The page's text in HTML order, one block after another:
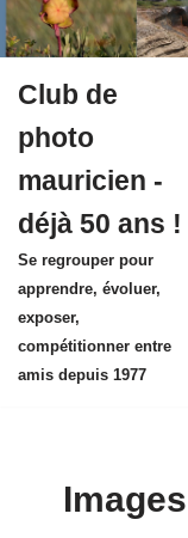
au
contenu
Club de
photo
mauricien -
déjà 50 ans !
Se regrouper pour
apprendre, évoluer,
exposer,
compétitionner entre
amis depuis 1977